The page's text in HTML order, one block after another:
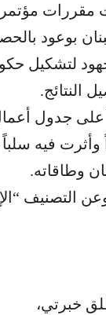
مؤتمر
الجهود لتشكيل
النتائج.
على جدول
وأثرت فيه
وطاقاته.
التصنيف
خبرتي،